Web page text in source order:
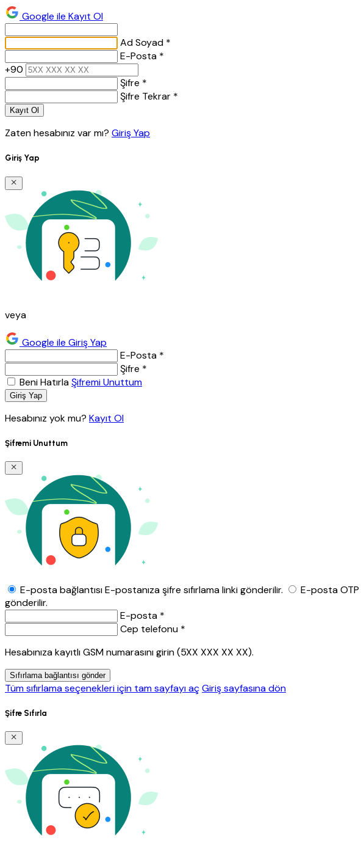
Google ile Kayıt Ol
Ad Soyad *
E-Posta *
+90
Şifre *
Şifre Tekrar *
Kayıt Ol
Zaten hesabınız var mı? Giriş Yap
Giriş Yap
veya
Google ile Giriş Yap
E-Posta *
Şifre *
Beni HatırlaŞifremi Unuttum
Giriş Yap
Hesabınız yok mu? Kayıt Ol
Şifremi Unuttum
E-posta bağlantısıE-postanıza şifre sıfırlama linki gönderilir. E-posta OTP
gönderilir.
E-posta *
Cep telefonu *
Hesabınıza kayıtlı GSM numarasını girin (5XX XXX XX XX).
Sıfırlama bağlantısı gönder
Tüm sıfırlama seçenekleri için tam sayfayı açGiriş sayfasına dön
Şifre Sıfırla